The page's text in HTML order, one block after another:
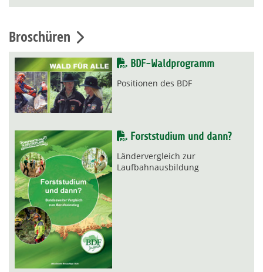
Broschüren
BDF-Waldprogramm
Positionen des BDF
Forststudium und dann?
Ländervergleich zur
Laufbahnausbildung